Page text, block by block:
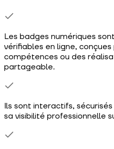
Les badges numériques
vérifiables en ligne,
compétences ou des
partageable.
Ils sont interactifs,
sa visibilité professionnelle